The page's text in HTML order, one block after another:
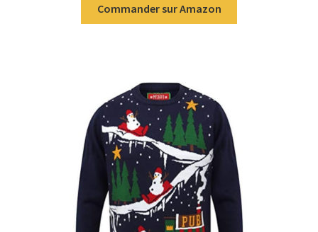
Commander sur Amazon